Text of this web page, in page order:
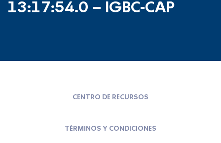
13:17:54.0 – IGBC-CAP
CENTRO DE RECURSOS
TÉRMINOS Y CONDICIONES